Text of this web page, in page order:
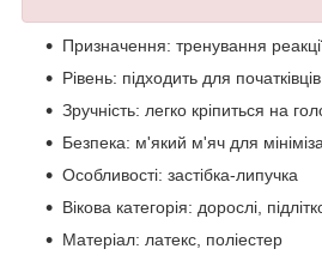
Призначення: тренування
Рівень: підходить для
Зручність: легко кріпиться на
Безпека: м'який м'яч для
Особливості: застібка-липучка
Вікова категорія: дорослі,
Матеріал: латекс, поліестер